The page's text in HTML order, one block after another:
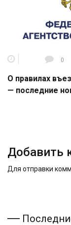
0
О правилах
— последние
Добавить
Для отправки